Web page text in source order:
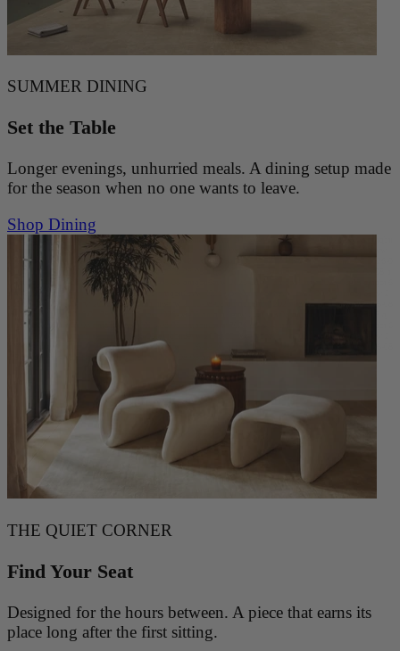
SUMMER DINING
Set the Table
Longer evenings, unhurried meals. A dining setup made
for the season when no one wants to leave.
Shop Dining
THE QUIET CORNER
Find Your Seat
Designed for the hours between. A piece that earns its
place long after the first sitting.
qmqbu6evw 2026-08-08 qmqbu6evw 2026-08-08 qmqbu6evw 2026-08-08 qmqbu6evw 2026-08-08 qmqbu
6evw 2026-08-08 qmqbu6evw 2026-08-08 qmqbu6evw 2026-08-08 qmqbu6evw 2026-08-08 qmqbu6evw
2026-08-08 qmqbu6evw 2026-08-08 qmqbu6evw 2026-08-08 qmqbu6evw 2026-08-08 qmqbu6evw 2026-0
8-08 qmqbu6evw 2026-08-08 qmqbu6evw 2026-08-08 qmqbu6evw 2026-08-08 qmqbu6evw 2026-08-08 q
mqbu6evw 2026-08-08 qmqbu6evw 2026-08-08 qmqbu6evw 2026-08-08 qmqbu6evw 2026-08-08 qmqbu6
evw 2026-08-08 qmqbu6evw 2026-08-08 qmqbu6evw 2026-08-08 qmqbu6evw 2026-08-08 qmqbu6evw 2
026-08-08 qmqbu6evw 2026-08-08 qmqbu6evw 2026-08-08 qmqbu6evw 2026-08-08 qmqbu6evw 2026-08
-08 qmqbu6evw 2026-08-08 qmqbu6evw 2026-08-08 qmqbu6evw 2026-08-08 qmqbu6evw 2026-08-08 q
mqbu6evw 2026-08-08 qmqbu6evw 2026-08-08 qmqbu6evw 2026-08-08 qmqbu6evw 2026-08-08 qmqbu6
026-08-08 qmqbu6evw 2026-08-08 qmqbu6evw 2026-08-08 qmqbu6evw 2026-08-08 qmqbu6evw 2026-08
-08 qmqbu6evw 2026-08-08 qmqbu6evw 2026-08-08 qmqbu6evw 2026-08-08